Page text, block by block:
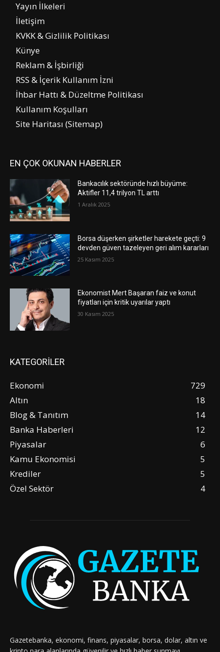
Yayın İlkeleri
İletişim
KVKK & Gizlilik Politikası
Künye
Reklam & İşbirliği
RSS & İçerik Kullanım İzni
İhbar Hattı & Düzeltme Politikası
Kullanım Koşulları
Site Haritası (Sitemap)
EN ÇOK OKUNAN HABERLER
Bankacılık sektöründe hızlı büyüme:
Aktifler 11,4 trilyon TL arttı
1 Aralık 2025
Borsa düşerken şirketler harekete geçti: 9
devden güven tazeleyen geri alım kararları
25 Kasım 2025
Ekonomist Mert Başaran faiz ve konut
fiyatları için kritik uyarılar yaptı
30 Kasım 2025
KATEGORİLER
Ekonomi
729
Altın
18
Blog & Tanıtım
14
Banka Haberleri
12
Piyasalar
6
Kamu Ekonomisi
5
Krediler
5
Özel Sektör
4
Gazetebanka, ekonomi, finans, piyasalar, borsa, dolar, altın ve